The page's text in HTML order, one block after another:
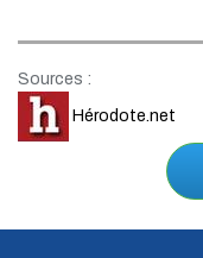
Sources :
Hérodote.net